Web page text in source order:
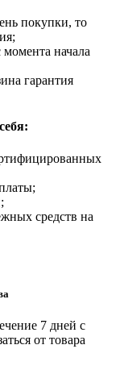
покупки, то
начала
гарантия
средств на
7 дней с
от товара